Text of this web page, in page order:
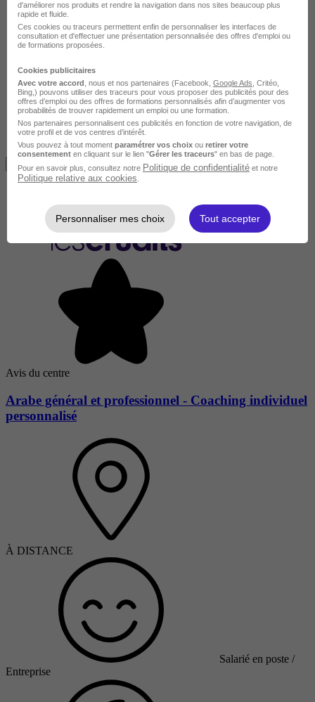
Avis du centre
Je m'informe gratuitement
Avis du centre
Arabe général et professionnel - Coaching individuel
personnalisé
À DISTANCE
Salarié en poste /
Entreprise
d'améliorer nos produits et rendre la navigation dans nos sites beaucoup plus
rapide et fluide.
Ces cookies ou traceurs permettent enfin de personnaliser les interfaces de
consultation et d'effectuer une présentation personnalisée des offres d'emploi ou
de formations proposées.
Cookies publicitaires
Avec votre accord , nous et nos partenaires (Facebook, Google Ads , Critéo,
Bing,) pouvons utiliser des traceurs pour vous proposer des publicités pour des
offres d’emploi ou des offres de formations personnalisés afin d’augmenter vos
probabilités de trouver rapidement un emploi ou une formation.
Nos partenaires personnalisent ces publicités en fonction de votre navigation, de
votre profil et de vos centres d’intérêt.
Vous pouvez à tout moment paramétrer vos choix ou retirer votre
consentement en cliquant sur le lien "Gérer les traceurs" en bas de page.
Pour en savoir plus, consultez notre Politique de confidentialité et notre
Politique relative aux cookies
Personnaliser mes choix Tout accepter